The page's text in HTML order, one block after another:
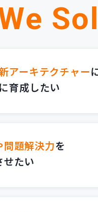
アーキテクチャー
育成したい
題解決力を
せたい